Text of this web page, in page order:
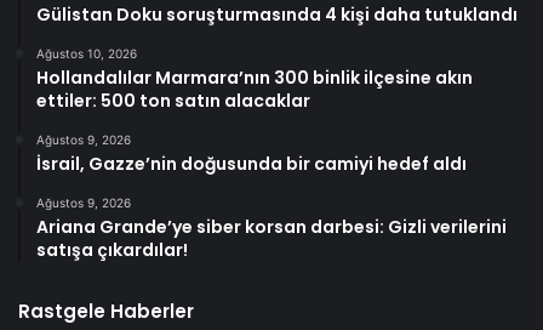
Gülistan Doku soruşturmasında 4 kişi daha tutuklandı
Ağustos 10, 2026
Hollandalılar Marmara’nın 300 binlik ilçesine akın
ettiler: 500 ton satın alacaklar
Ağustos 9, 2026
İsrail, Gazze’nin doğusunda bir camiyi hedef aldı
Ağustos 9, 2026
Ariana Grande’ye siber korsan darbesi: Gizli verilerini
satışa çıkardılar!
Rastgele Haberler